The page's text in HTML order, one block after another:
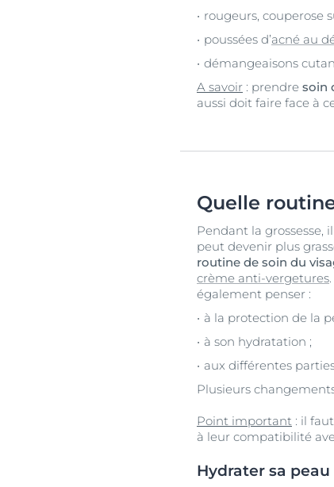
rougeurs, couperose
poussées d’acné au
démangeaisons
A savoir : prendre soin
aussi doit faire face à
Quelle
Pendant la grossesse,
peut devenir plus
routine de soin du
crème anti-vergetures
également penser :
à la protection de la
à son hydratation ;
aux différentes
Plusieurs
Point important : il
à leur compatibilité
Hydrater sa